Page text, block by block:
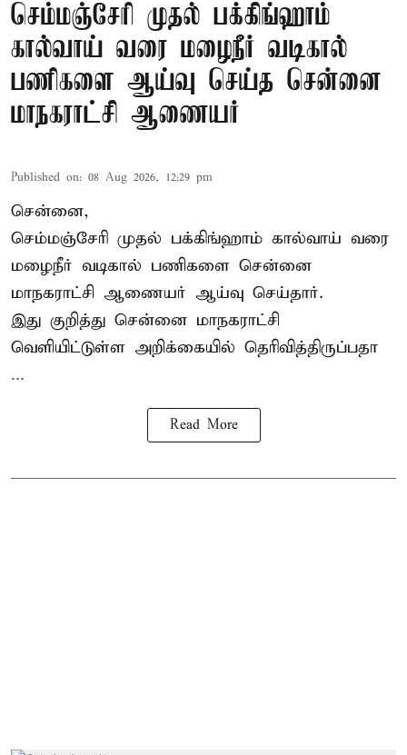
செம்மஞ்சேரி முதல் பக்கிங்ஹாம்
கால்வாய் வரை மழைநீர் வடிகால்
பணிகளை ஆய்வு செய்த சென்னை
மாநகராட்சி ஆணையர்
Published on: 08 Aug 2026, 12:29 pm
சென்னை,
செம்மஞ்சேரி முதல் பக்கிங்ஹாம் கால்வாய் வரை
மழைநீர் வடிகால் பணிகளை சென்னை
மாநகராட்சி ஆணையர் ஆய்வு செய்தார்.
இது குறித்து சென்னை மாநகராட்சி
வெளியிட்டுள்ள அறிக்கையில் தெரிவித்திருப்பதா
...
Read More